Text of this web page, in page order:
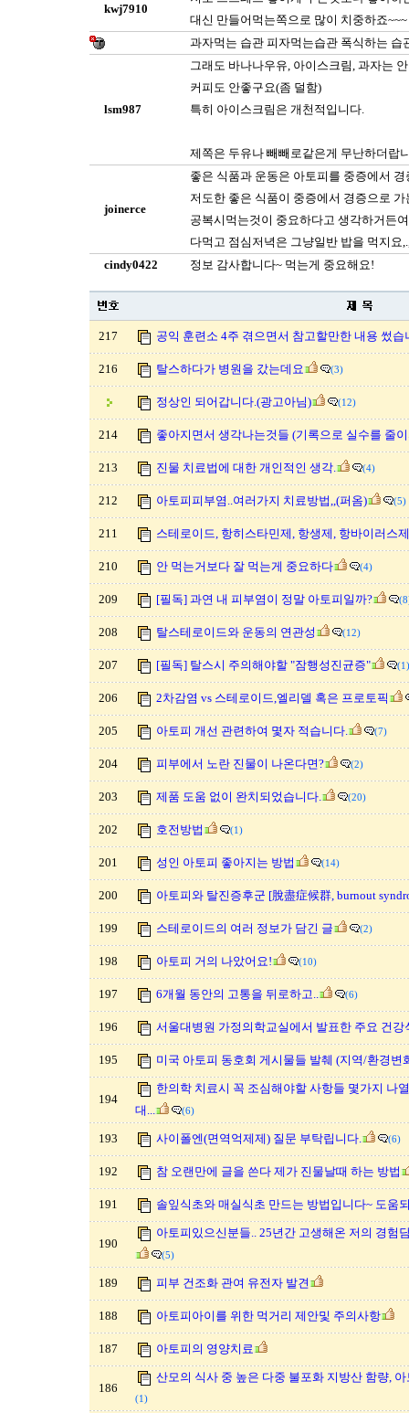
kwj7910
대신 만들어먹는쪽으로 많이 치중하죠
과자먹는 습관 피자먹는습관 폭식하는
lsm987
그래도 바나나우유, 아이스크림, 과자는
커피도 안좋구요(좀 덜함)
특히 아이스크림은 개천적입니다.
제쪽은 두유나 빼빼로같은게 무난하더랍
joinerce
좋은 식품과 운동은 아토피를 중증에서
저도한 좋은 식품이 중증에서 경증으로
공복시먹는것이 중요하다고 생각하거든
다먹고 점심저녁은 그냥일반 밥을 먹지요
cindy0422
정보 감사합니다~ 먹는게 중요해요!
217 공익 훈련소 4주 겪으면서 참고할만한 내용 썼습
216 탈스하다가 병원을 갔는데요 (3)
정상인 되어갑니다.(광고아님) (12)
214 좋아지면서 생각나는것들 (기록으로 실수를 줄
213 진물 치료법에 대한 개인적인 생각. (4)
212 아토피피부염..여러가지 치료방법,,(퍼옴) (5)
211 스테로이드, 항히스타민제, 항생제, 항바이러스
210 안 먹는거보다 잘 먹는게 중요하다 (4)
209 [필독] 과연 내 피부염이 정말 아토피일까?
208 탈스테로이드와 운동의 연관성 (12)
207 [필독] 탈스시 주의해야할 "잠행성진균증" (1)
206 2차감염 vs 스테로이드,엘리델 혹은 프로토픽
205 아토피 개선 관련하여 몇자 적습니다. (7)
204 피부에서 노란 진물이 나온다면? (2)
203 제품 도움 없이 완치되었습니다. (20)
202 호전방법 (1)
201 성인 아토피 좋아지는 방법 (14)
200 아토피와 탈진증후군 [脫盡症候群, burnout
199 스테로이드의 여러 정보가 담긴 글 (2)
198 아토피 거의 나았어요! (10)
197 6개월 동안의 고통을 뒤로하고.. (6)
196 서울대병원 가정의학교실에서 발표한 주요 건강
195 미국 아토피 동호회 게시물들 발췌 (지역/환경변
194
한의학 치료시 꼭 조심해야할 사항들 몇가지 나
대...
(6)
193 사이폴엔(면역억제제) 질문 부탁립니다. (6)
192 참 오랜만에 글을 쓴다 제가 진물날때 하는 방법
191 솔잎식초와 매실식초 만드는 방법입니다~ 도움
190
아토피있으신분들.. 25년간 고생해온 저의 경험
(5)
189 피부 건조화 관여 유전자 발견
188 아토피아이를 위한 먹거리 제안및 주의사항
187 아토피의 영양치료
186
산모의 식사 중 높은 다중 불포화 지방산 함량,
(1)